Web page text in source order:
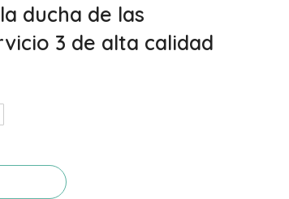
ducha de las
3 de alta calidad